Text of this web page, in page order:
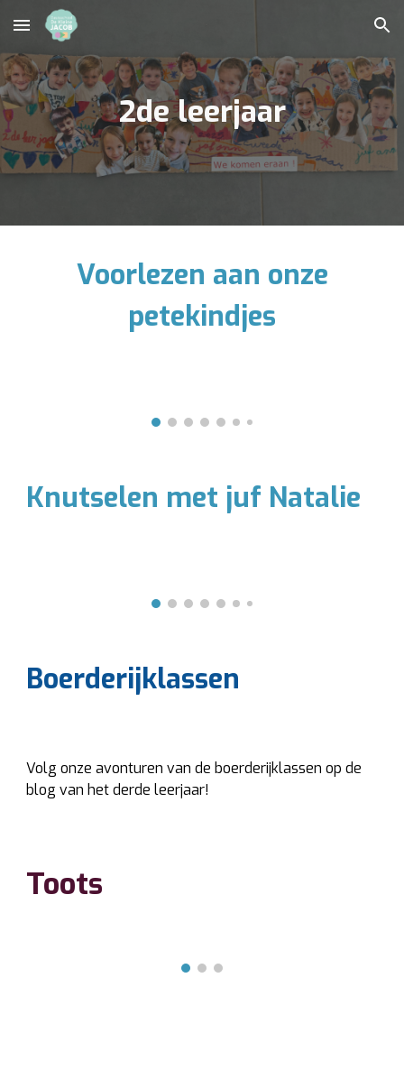
Skip to main content Skip to navigation
2de leerjaar
Voorlezen aan onze
petekindjes
Knutselen met juf Natalie
Boerderijklassen
Volg onze avonturen van de boerderijklassen op de
blog van het derde leerjaar!
Toots